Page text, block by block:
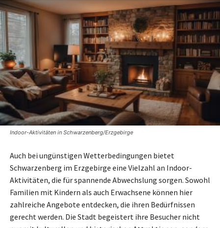
Indoor-Aktivitäten in Schwarzenberg/Erzgebirge
Auch bei ungünstigen Wetterbedingungen bietet
Schwarzenberg im Erzgebirge eine Vielzahl an Indoor-
Aktivitäten, die für spannende Abwechslung sorgen. Sowohl
Familien mit Kindern als auch Erwachsene können hier
zahlreiche Angebote entdecken, die ihren Bedürfnissen
gerecht werden. Die Stadt begeistert ihre Besucher nicht